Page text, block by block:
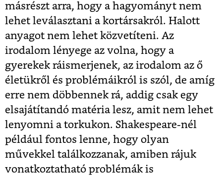
másrészt arra, hogy a hagyományt nem
lehet leválasztani a kortársakról. Halott
anyagot nem lehet közvetíteni. Az
irodalom lényege az volna, hogy a
gyerekek ráismerjenek, az irodalom az ő
életükről és problémáikról is szól, de amíg
erre nem döbbennek rá, addig csak egy
elsajátítandó matéria lesz, amit nem lehet
lenyomni a torkukon. Shakespeare-nél
például fontos lenne, hogy olyan
művekkel találkozzanak, amiben rájuk
vonatkoztatható problémák is